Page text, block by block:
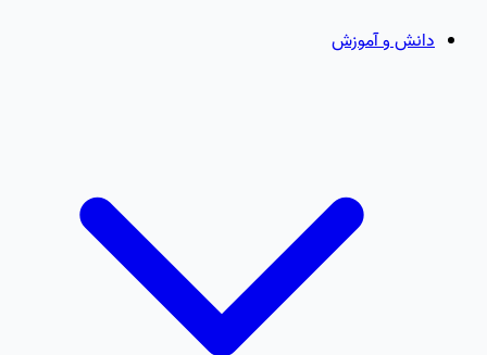
دانش و آموزش